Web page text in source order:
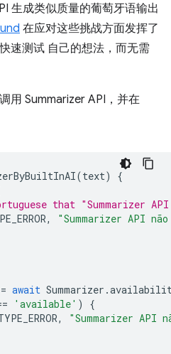
生成类似质量的葡萄牙语输出
在应对这些挑战方面发挥了
速测试 自己的想法，而无需
用 Summarizer API，并在
(text)
{
that "Summarizer
,
"Summarizer API
= await Summarizer .
'available' )
{
,
"Summarizer API